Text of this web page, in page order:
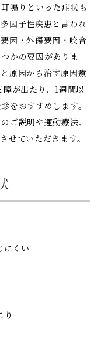
鳴りといった症状も
因子性疾患と言われ
因・外傷要因・咬合
かの要因がありま
原因から治す原因療
が出たり、1週間以
をおすすめします。
ご説明や運動療法、
せていただきます。
にくい
り